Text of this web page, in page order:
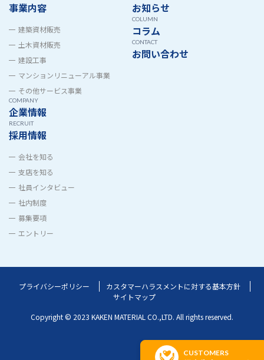
事業内容
建築資材販売
土木資材販売
建設工事
マンションリニューアル事業
その他サービス事業
COMPANY
企業情報
RECRUIT
採用情報
会社を知る
支店を知る
社員インタビュー
社内制度
募集要項
エントリー
お知らせ
COLUMN
コラム
CONTACT
お問い合わせ
プライバシーポリシー
カスタマーハラスメントに対する基本方針
サイトマップ
Copyright © 2023 KAKEN MATERIAL CO.,LTD. All rights reserved.
CUSTOMERS